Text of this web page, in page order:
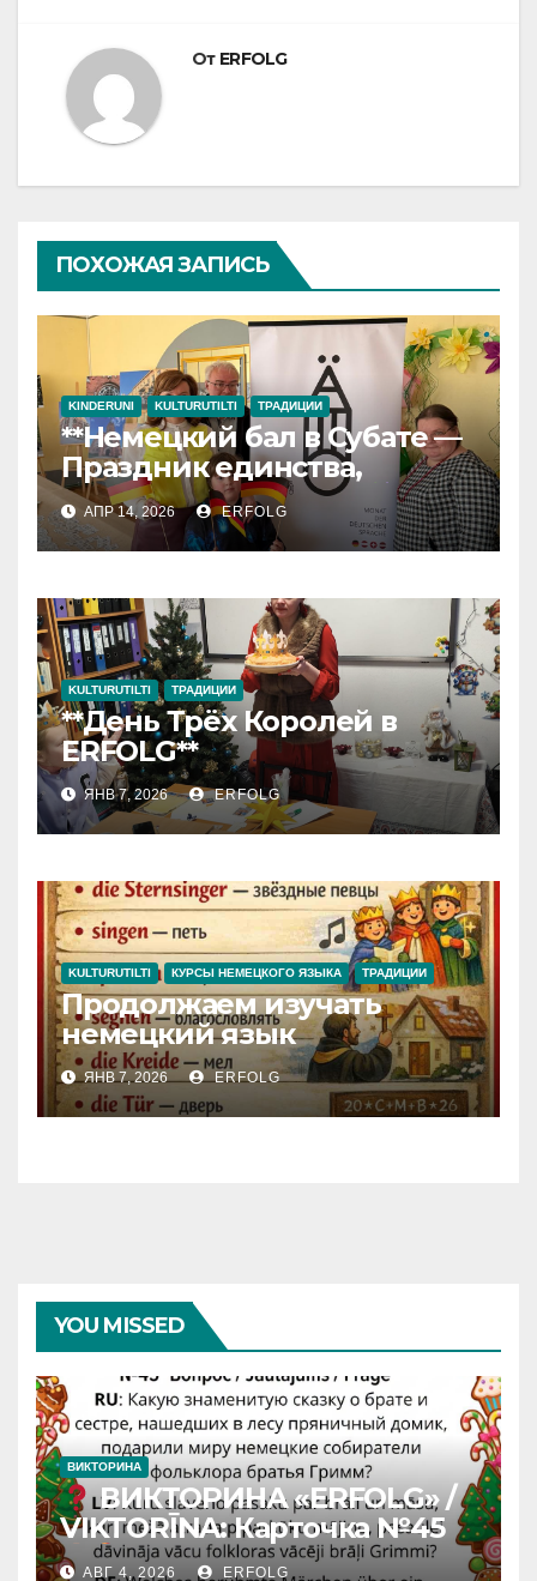
От ERFOLG
ПОХОЖАЯ ЗАПИСЬ
KINDERUNI KULTURUTILTI ТРАДИЦИИ
**Немецкий бал в Субате —
Праздник единства,
культуры и успеха!**
АПР 14, 2026 ERFOLG
KULTURUTILTI ТРАДИЦИИ
**День Трёх Королей в
ERFOLG**
ЯНВ 7, 2026 ERFOLG
KULTURUTILTI КУРСЫ НЕМЕЦКОГО ЯЗЫКА ТРАДИЦИИ
Продолжаем изучать
немецкий язык
ЯНВ 7, 2026 ERFOLG
YOU MISSED
ВИКТОРИНА
ВИКТОРИНА «ERFOLG» /
VIKTORĪNA: Карточка №45
АВГ 4, 2026 ERFOLG